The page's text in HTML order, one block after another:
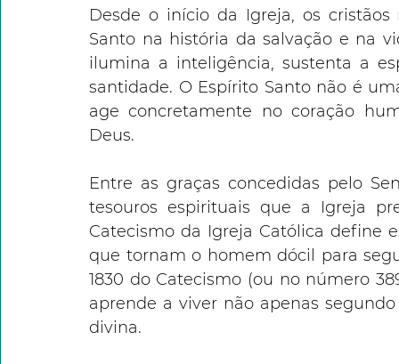
Desde o início da Igreja, os
Santo na história da salvação e na
ilumina a inteligência, sustenta a
santidade. O Espírito Santo não é
age concretamente no coração
Deus.
Entre as graças concedidas pelo
tesouros espirituais que a Igreja
Catecismo da Igreja Católica define
que tornam o homem dócil para
1830 do Catecismo (ou no número
aprende a viver não apenas
divina.